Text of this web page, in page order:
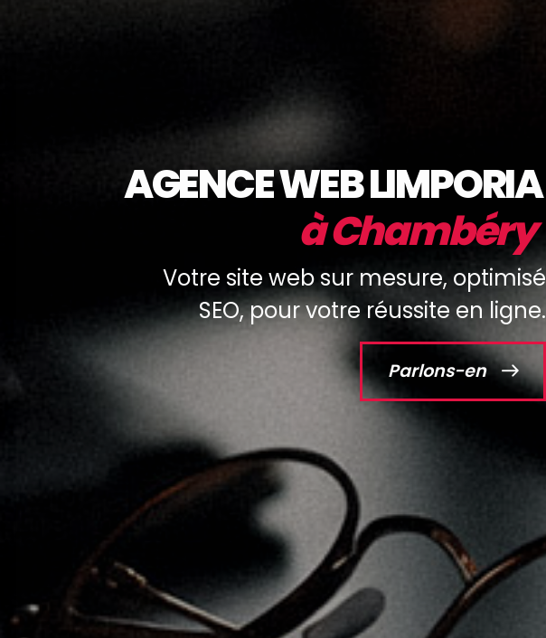
AGENCE WEB LIMPORIA
à Chambéry
Votre site web sur mesure, optimisé
SEO, pour votre réussite en ligne.
Parlons-en